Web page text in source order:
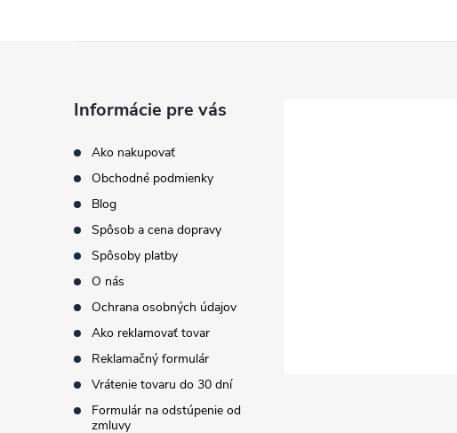
Informácie pre vás
Ako nakupovať
Obchodné podmienky
Blog
Spôsob a cena dopravy
Spôsoby platby
O nás
Ochrana osobných údajov
Ako reklamovať tovar
Reklamačný formulár
Vrátenie tovaru do 30 dní
Formulár na odstúpenie od
zmluvy